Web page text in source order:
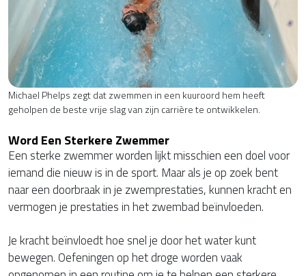
Michael Phelps zegt dat zwemmen in een kuuroord hem heeft
geholpen de beste vrije slag van zijn carrière te ontwikkelen.
Word Een Sterkere Zwemmer
Een sterke zwemmer worden lijkt misschien een doel voor
iemand die nieuw is in de sport. Maar als je op zoek bent
naar een doorbraak in je zwemprestaties, kunnen kracht en
vermogen je prestaties in het zwembad beïnvloeden.
Je kracht beïnvloedt hoe snel je door het water kunt
bewegen. Oefeningen op het droge worden vaak